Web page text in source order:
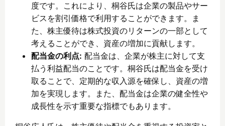
度です。これにより、桐谷氏は企業の製品やサー
ビスを割引価格で利用することができます。ま
た、株主優待は株式投資のリターンの一部として
考えることができ、資産の増加に貢献します。
配当金の利点: 配当金は、企業が株主に対して支
払う利益配当のことです。桐谷氏は配当金を受け
取ることで、定期的な収入源を確保し、資産の増
加を実現します。また、配当金は企業の健全性や
成長性を示す重要な指標でもあります。